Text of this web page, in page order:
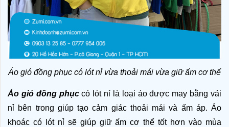
Áo gió đồng phục có lót nỉ vừa thoải mái vừa giữ ấm cơ thể
Áo gió đồng phục có lót nỉ là loại áo được may bằng vải
nỉ bên trong giúp tạo cảm giác thoải mái và ấm áp. Áo
khoác có lót nỉ sẽ giúp giữ ấm cơ thể tốt hơn vào mùa